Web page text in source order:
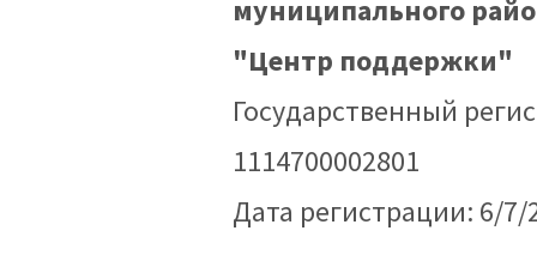
муниципального
"Центр поддержки"
Государственный
1114700002801
Дата регистрации: 6/7/